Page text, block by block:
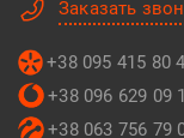
Заказать
+38 095 415 80
+38 096 629 09
+38 063 756 79